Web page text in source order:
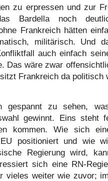
zu erpressen und zur
Bardella noch
Frankreich hätten
militärisch. Und
auch einfach
Das wäre zwar
Frankreich da politisch
gespannt zu sehen,
gewinnt. Eins
kommen. Wie sich
positioniert und wie
Regierung wird,
sich eine RN-
vieles weiter wie zuvor;